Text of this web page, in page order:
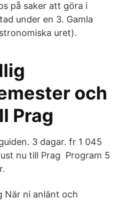
på saker att göra i
under en 3. Gamla
uret).
och
Prag
3 dagar. fr 1 045
nu till Prag Program 5
När ni anlänt och